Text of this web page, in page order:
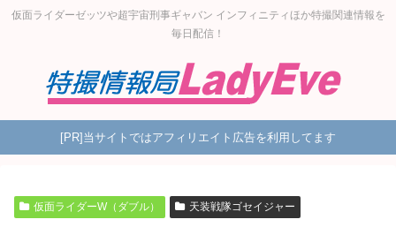
仮面ライダーゼッツや超宇宙刑事ギャバン インフィニティほか特撮関連情報を
毎日配信！
[PR]当サイトではアフィリエイト広告を利用してます
仮面ライダーW（ダブル） 天装戦隊ゴセイジャー